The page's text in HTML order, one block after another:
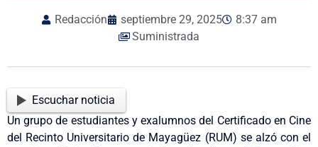
Redacción septiembre 29, 2025
8:37 am
Suministrada
Escuchar noticia
Un grupo de estudiantes y exalumnos del Certificado en Cine
del Recinto Universitario de Mayagüez (RUM) se alzó con el